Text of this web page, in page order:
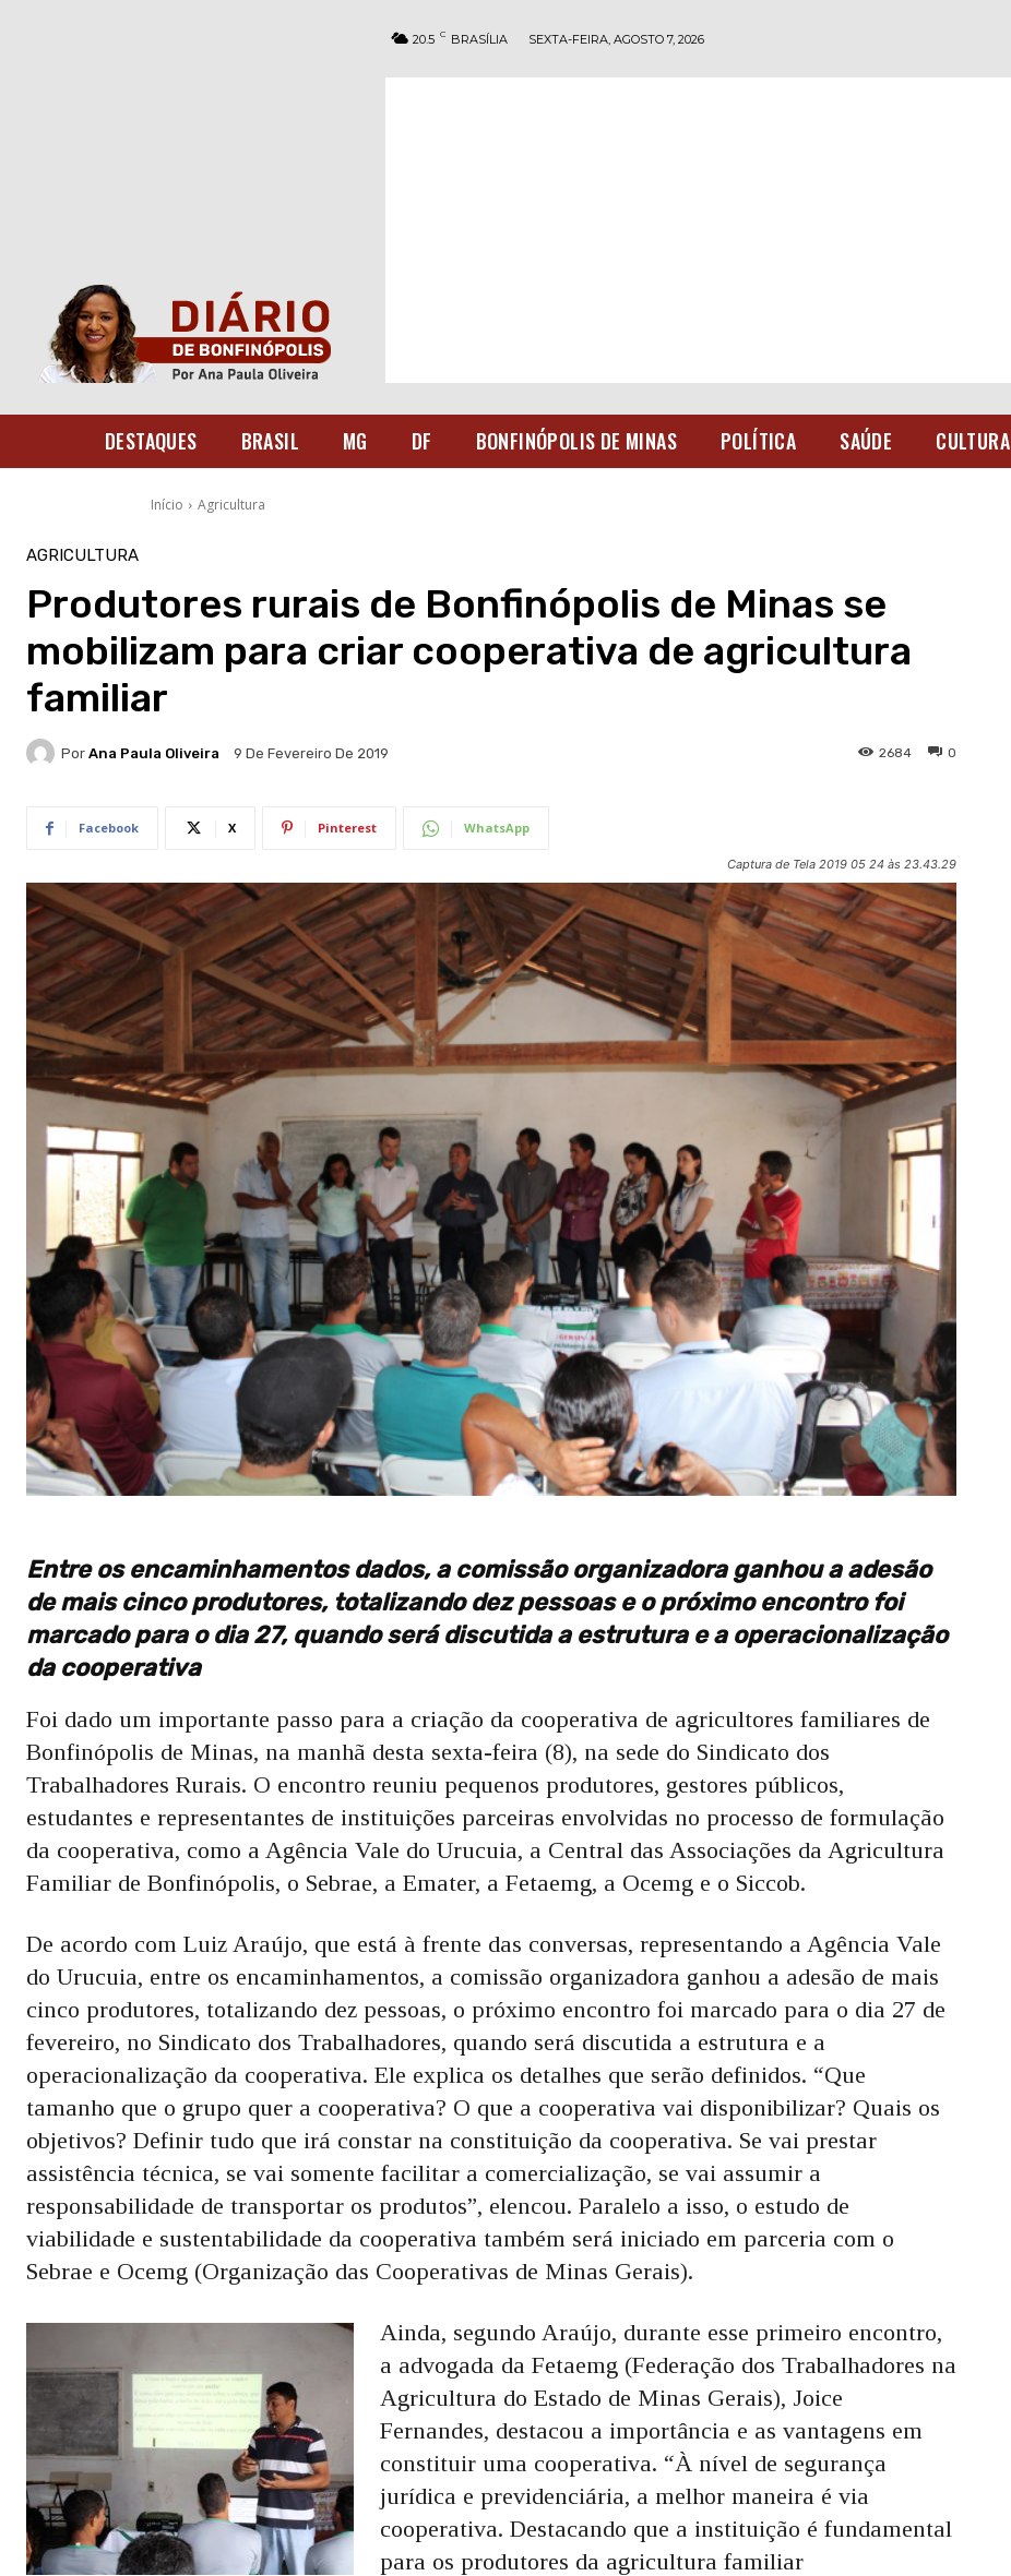
20.5 C BRASÍLIA SEXTA-FEIRA, AGOSTO 7, 2026
DESTAQUES BRASIL MG DF BONFINÓPOLIS DE MINAS POLÍTICA SAÚDE CULTURA
Início Agricultura
AGRICULTURA
Produtores rurais de Bonfinópolis de Minas se
mobilizam para criar cooperativa de agricultura
familiar
Por Ana Paula Oliveira 9 De Fevereiro De 2019 0
2684
Facebook X Pinterest WhatsApp
Captura de Tela 2019 05 24 às 23.43.29
Entre os encaminhamentos dados, a comissão organizadora ganhou a adesão
de mais cinco produtores, totalizando dez pessoas e o próximo encontro foi
marcado para o dia 27, quando será discutida a estrutura e a operacionalização
da cooperativa
Foi dado um importante passo para a criação da cooperativa de agricultores familiares de
Bonfinópolis de Minas, na manhã desta sexta-feira (8), na sede do Sindicato dos
Trabalhadores Rurais. O encontro reuniu pequenos produtores, gestores públicos,
estudantes e representantes de instituições parceiras envolvidas no processo de formulação
da cooperativa, como a Agência Vale do Urucuia, a Central das Associações da Agricultura
Familiar de Bonfinópolis, o Sebrae, a Emater, a Fetaemg, a Ocemg e o Siccob.
De acordo com Luiz Araújo, que está à frente das conversas, representando a Agência Vale
do Urucuia, entre os encaminhamentos, a comissão organizadora ganhou a adesão de mais
cinco produtores, totalizando dez pessoas, o próximo encontro foi marcado para o dia 27 de
fevereiro, no Sindicato dos Trabalhadores, quando será discutida a estrutura e a
operacionalização da cooperativa. Ele explica os detalhes que serão definidos. “Que
tamanho que o grupo quer a cooperativa? O que a cooperativa vai disponibilizar? Quais os
objetivos? Definir tudo que irá constar na constituição da cooperativa. Se vai prestar
assistência técnica, se vai somente facilitar a comercialização, se vai assumir a
responsabilidade de transportar os produtos”, elencou. Paralelo a isso, o estudo de
viabilidade e sustentabilidade da cooperativa também será iniciado em parceria com o
Sebrae e Ocemg (Organização das Cooperativas de Minas Gerais).
Ainda, segundo Araújo, durante esse primeiro encontro,
a advogada da Fetaemg (Federação dos Trabalhadores na
Agricultura do Estado de Minas Gerais), Joice
Fernandes, destacou a importância e as vantagens em
constituir uma cooperativa. “À nível de segurança
jurídica e previdenciária, a melhor maneira é via
cooperativa. Destacando que a instituição é fundamental
para os produtores da agricultura familiar